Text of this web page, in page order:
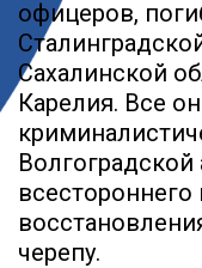
офицеров,
Сахалинской
Карелия. Все
черепу.